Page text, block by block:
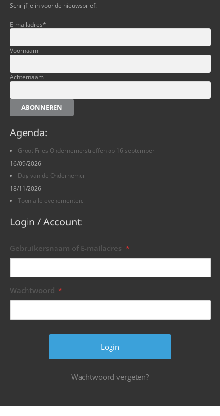
Schrijf je in voor de nieuwsbrief:
E-mailadres*
Voornaam
Achternaam
ABONNEREN
Agenda:
Groot Fries Ondernemerstreffen op 16 september
16/09/2026
Dag van de Ondernemer
18/11/2026
Toon alle evenementen.
Login / Account:
Gebruikersnaam of E-mailadres *
Wachtwoord *
Wachtwoord vergeten?